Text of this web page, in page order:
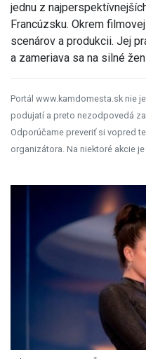
jednu z
Francúzsku. Okrem
scenárov a produkcii. Jej
a zameriava sa na silné
Portál www.kamdomesta.sk nie
podujatí a preto nezodpovedá
Odporúčame preveriť si vopred
organizátora. Na niektoré akcie
Zdroj: Kino MLADOSŤ Senica